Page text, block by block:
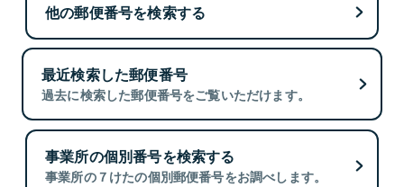
他の郵便番号を検索する
最近検索した郵便番号
過去に検索した郵便番号をご覧いただけます。
事業所の個別番号を検索する
事業所の７けたの個別郵便番号をお調べします。